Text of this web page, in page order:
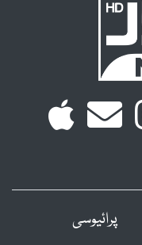
پرائیوسی